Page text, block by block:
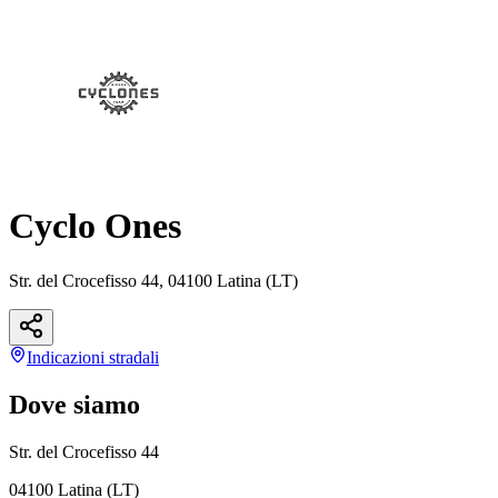
Cyclo Ones
Str. del Crocefisso 44, 04100 Latina (LT)
Indicazioni stradali
Dove siamo
Str. del Crocefisso 44
04100 Latina (LT)